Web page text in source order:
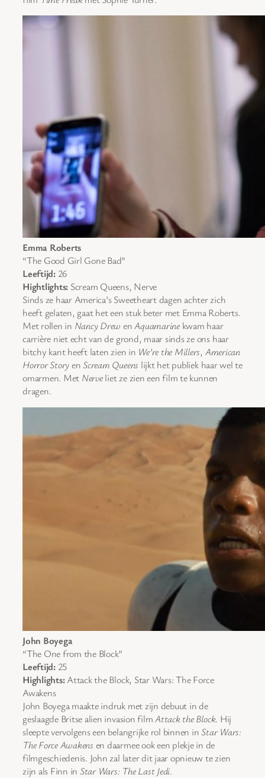
Emma Roberts
“The Good Girl Gone Bad”
Leeftijd:26
Hightlights: Scream Queens, Nerve
Sinds ze haar America’s Sweetheart dagen achter zich
heeft gelaten, gaat het een stuk beter met Emma Roberts.
Met rollen in Nancy Drew enAquamarinekwam haar
carrière niet echt van de grond, maar sinds ze ons haar
bitchy kant heeft laten zien in We’re the Millers, American
Horror StoryenScream Queens lijkt het publiek haar wel te
omarmen. Met Nerveliet ze zien een film te kunnen
dragen.
John Boyega
“The One from the Block”
Leeftijd:25
Highlights:Attack the Block, Star Wars: The Force
Awakens
John Boyega maakte indruk met zijn debuut in de
geslaagde Britse alien invasion filmAttack the Block. Hij
sleepte vervolgens een belangrijke rol binnen inStar Wars:
The Force Awakens en daarmee ook een plekje in de
filmgeschiedenis. John zal later dit jaar opnieuw te zien
zijn als Finn in Star Wars: The Last Jedi.